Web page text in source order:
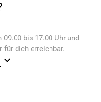
bis 17.00 Uhr und
für dich erreichbar.